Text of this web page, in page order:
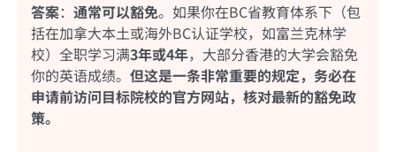
答案： 通常可以豁免。如果你在BC省教育体系下（包
括在加拿大本土或海外BC认证学校，如富兰克林学
校）全职学习满3年或4年，大部分香港的大学会豁免
你的英语成绩。 但这是一条非常重要的规定，务必在
申请前访问目标院校的官方网站，核对最新的豁免政
策。